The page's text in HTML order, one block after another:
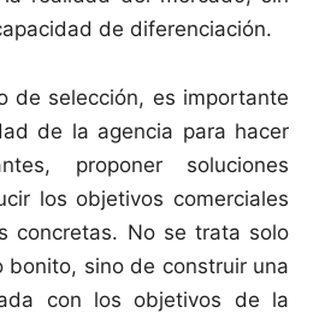
de diferenciación.
de selección, es importante
de la agencia para hacer
proponer soluciones
los objetivos comerciales
concretas. No se trata solo
bonito, sino de construir una
con los objetivos de la